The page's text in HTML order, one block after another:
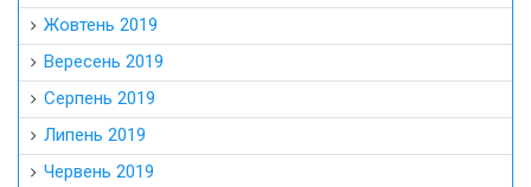
Жовтень 2019
Вересень 2019
Серпень 2019
Липень 2019
Червень 2019